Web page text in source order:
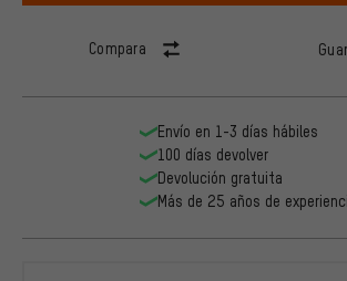
Compara
Envío en 1-3 días hábiles
100 días devolver
Devolución gratuita
Más de 25 años de